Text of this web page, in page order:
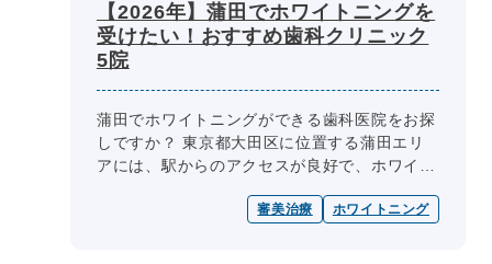
【2026年】蒲田でホワイトニングを
受けたい！おすすめ歯科クリニック
5院
蒲田でホワイトニングができる歯科医院をお探
しですか？ 東京都大田区に位置する蒲田エリ
アには、駅からのアクセスが良好で、ホワイト
歯科医院が数多くあります。中に...
審美治療 ホワイトニング